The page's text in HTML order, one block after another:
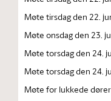
Møte tirsdag den 22.
Møte onsdag den 23.
Møte torsdag den 24.
Møte torsdag den 24.
Møte for lukkede